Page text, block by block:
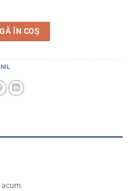
vinil, pentru living si domitor, 5691-
ÎN COȘ